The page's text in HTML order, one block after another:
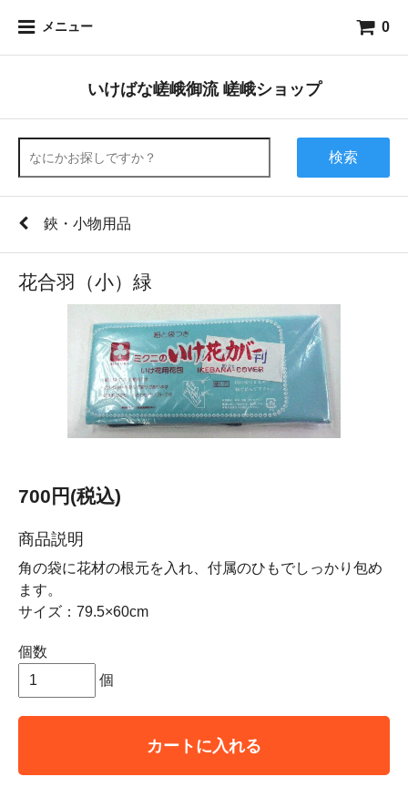
メニュー 0
いけばな嵯峨御流 嵯峨ショップ
検索
鋏・小物用品
花合羽（小）緑
700円(税込)
商品説明
角の袋に花材の根元を入れ、付属のひもでしっかり包め
ます。
サイズ：79.5×60cm
個数
個
カートに入れる